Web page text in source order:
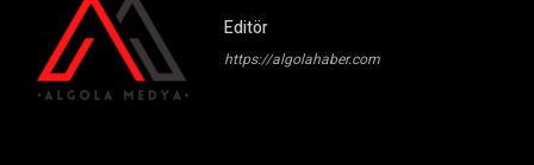
Editör
https://algolahaber.com